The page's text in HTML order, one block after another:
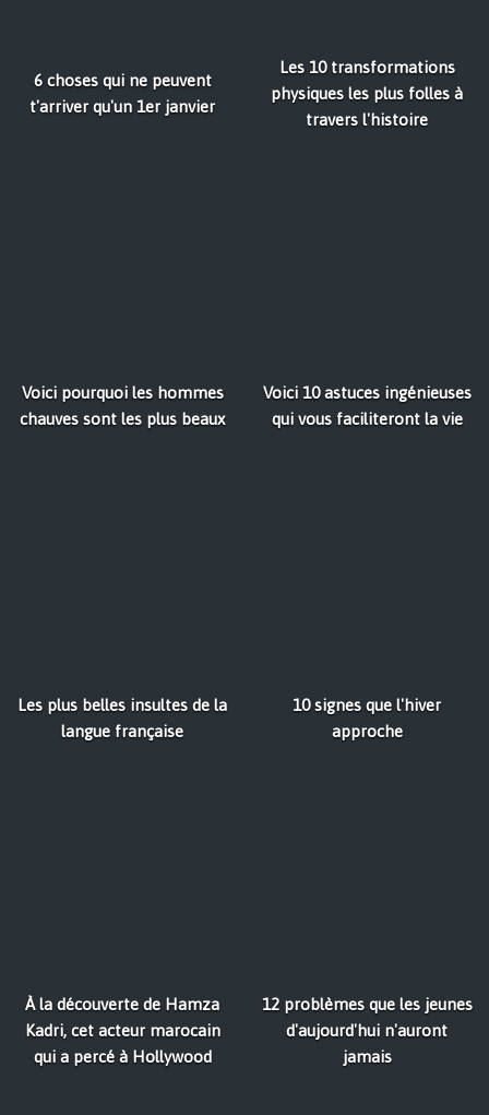
6 choses qui ne peuvent
t'arriver qu'un 1er janvier
Les 10 transformations
physiques les plus folles à
travers l'histoire
Voici pourquoi les hommes
chauves sont les plus beaux
Voici 10 astuces ingénieuses
qui vous faciliteront la vie
Les plus belles insultes de la
langue française
10 signes que l'hiver
approche
À la découverte de Hamza
Kadri, cet acteur marocain
qui a percé à Hollywood
12 problèmes que les jeunes
d'aujourd'hui n'auront
jamais